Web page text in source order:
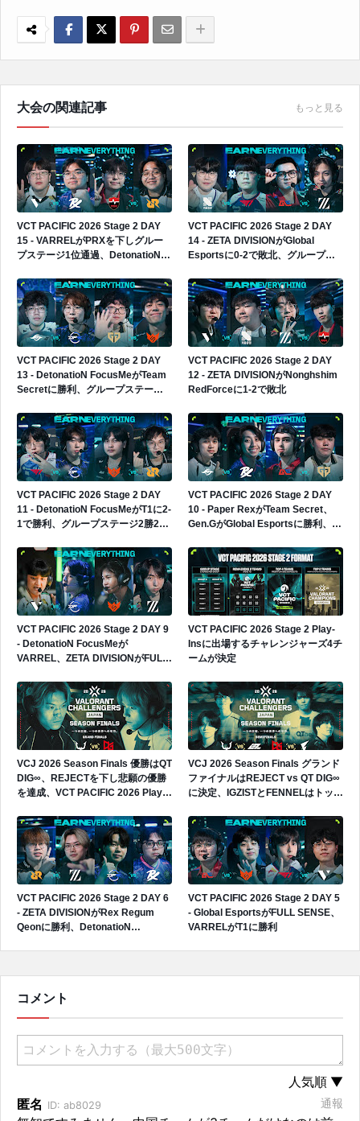
大会の関連記事 もっと見る
VCT PACIFIC 2026 Stage 2 DAY
15 - VARRELがPRXを下しグルー
プステージ1位通過、DetonatioN
出へ
VCT PACIFIC 2026 Stage 2 DAY
14 - ZETA DIVISIONがGlobal
Esportsに0-2で敗北、グループス
VCT PACIFIC 2026 Stage 2 DAY
13 - DetonatioN FocusMeがTeam
Secretに勝利、グループステージ3
VCT PACIFIC 2026 Stage 2 DAY
12 - ZETA DIVISIONがNonghshim
RedForceに1-2で敗北
VCT PACIFIC 2026 Stage 2 DAY
11 - DetonatioN FocusMeがT1に2-
1で勝利、グループステージ2勝2敗
VCT PACIFIC 2026 Stage 2 DAY
10 - Paper RexがTeam Secret、
Gen.GがGlobal Esportsに勝利、
VCT PACIFIC 2026 Stage 2 DAY 9
- DetonatioN FocusMeが
VARREL、ZETA DIVISIONがFULL
VCT PACIFIC 2026 Stage 2 Play-
Insに出場するチャレンジャーズ4チ
ームが決定
VCJ 2026 Season Finals 優勝はQT
DIG∞、REJECTを下し悲願の優勝
を達成、VCT PACIFIC 2026 Play-
VCJ 2026 Season Finals グランド
ファイナルはREJECT vs QT DIG∞
に決定、IGZISTとFENNELはトップ
VCT PACIFIC 2026 Stage 2 DAY 6
- ZETA DIVISIONがRex Regum
Qeonに勝利、DetonatioN
VCT PACIFIC 2026 Stage 2 DAY 5
- Global EsportsがFULL SENSE、
VARRELがT1に勝利
コメント